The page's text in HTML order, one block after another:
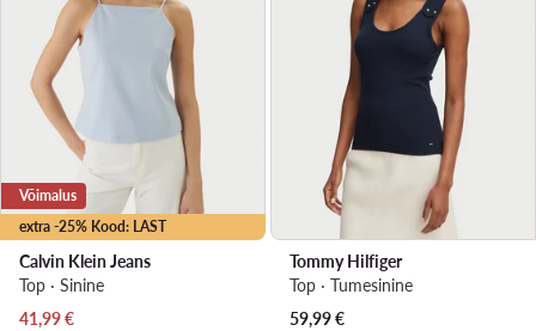
extra -25% Kood: LAST
Võimalus
Calvin Klein Jeans
Top · Sinine
Praegune hind
41,99€
Tommy Hilfiger
Top · Tumesinine
59,99€